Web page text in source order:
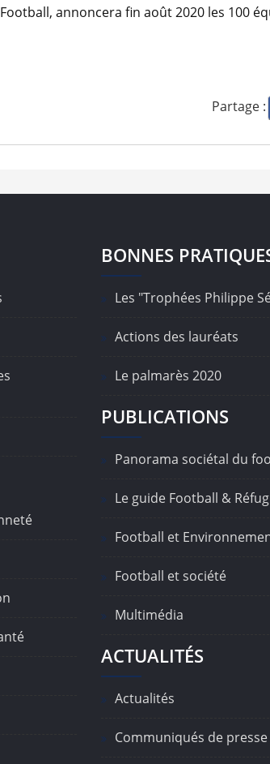
annoncera fin août 2020 les 100
Partage :
BONNES
Les "Trophées Philippe
Actions des lauréats
Le palmarès 2020
PUBLICATIONS
Panorama sociétal du
Le guide Football &
Football et
Football et société
Multimédia
ACTUALITÉS
Actualités
Communiqués de presse